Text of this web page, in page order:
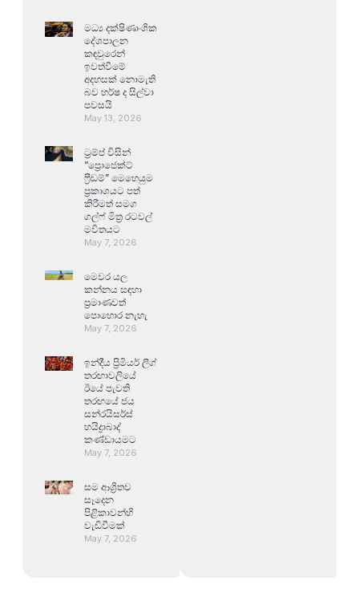
මධ්‍ය දක්ෂිණාංශික
දේශපාලන
කඳවුරෙන්
ඉවත්වීමේ
අදහසක් නොමැති
බව හර්ෂ ද සිල්වා
පවසයි
May 13, 2026
ට්‍රම්ප් විසින්
“ප්‍රොජෙක්ට්
ෆ්‍රීඩම්” මෙහෙයුම
ප්‍රකාශයට පත්
කිරීමත් සමග
ගල්ෆ් මිත්‍ර රටවල්
මවිතයට
May 7, 2026
මෙවර යල
කන්නය සඳහා
ප්‍රමාණවත්
පොහොර නැහැ
May 7, 2026
ඉන්දීය ප්‍රිමියර් ලීග්
තරඟාවලියේ
ඊයේ පැවති
තරඟයේ ජය
සන්රයිසර්ස්
හයිද්‍රාබාද්
කණ්ඩායමට
May 7, 2026
සම ආශ්‍රිතව
සෑදෙන
පිළිකාවන්හි
වැඩිවීමක්
May 7, 2026